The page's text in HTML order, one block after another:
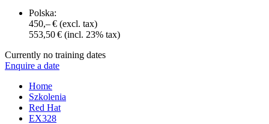
Polska:
450,– € (excl. tax)
553,50 € (incl. 23% tax)
Currently no training dates
Enquire a date
Home
Szkolenia
Red Hat
EX328